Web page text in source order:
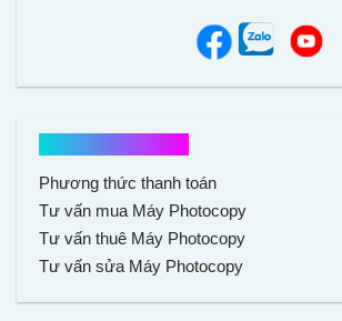
Phương thức thanh toán
Tư vấn mua Máy Photocopy
Tư vấn thuê Máy Photocopy
Tư vấn sửa Máy Photocopy